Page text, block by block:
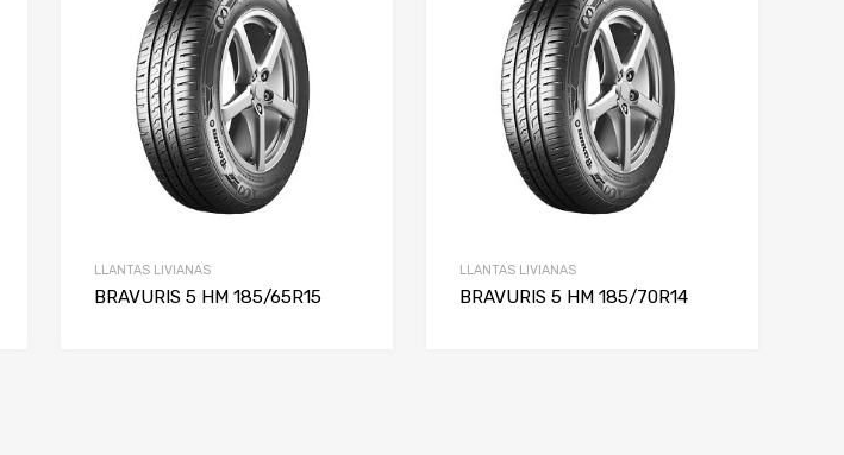
LLANTAS LIVIANAS
BRAVURIS 5 HM 185/65R15
LLANTAS LIVIANAS
BRAVURIS 5 HM 185/70R14